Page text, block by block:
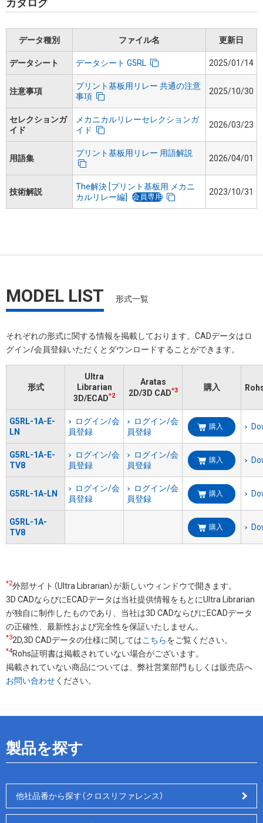
カタログ
データ種別 ファイル名 更新日
データシート データシート G5RL 2025/01/14
注意事項
プリント基板用リレー 共通の注意
事項
2025/10/30
セレクションガ
イド
メカニカルリレーセレクションガ
イド
2026/03/23
用語集
プリント基板用リレー 用語解説
2026/04/01
技術解説
The解決 [プリント基板用 メカニ
カルリレー編]
会員専用 2023/10/31
MODEL LIST 形式一覧
それぞれの形式に関する情報を掲載しております。​CADデータはロ
グイン/会員登録いただくと​ダウンロードすることができます。
形式
Ultra
Librarian
3D/ECAD*2
Aratas
2D/3D CAD*3 購入
G5RL-1A-E-
LN
ログイン/会
員登録
ログイン/会
員登録
購入
G5RL-1A-E-
TV8
ログイン/会
員登録
ログイン/会
員登録
購入
G5RL-1A-LN
ログイン/会
員登録
ログイン/会
員登録
購入
G5RL-1A-
TV8
購入
*2外部サイト（Ultra Librarian）が新しいウィンドウで開きます。
3D CADならびにECADデータは当社提供情報をもとにUltra Librarian
が独自に制作したものであり、当社は3D CADならびにECADデータ
の正確性、最新性および完全性を保証いたしません。
*32D,3D CADデータの仕様に関してはこちらをご覧ください。
*4Rohs証明書は掲載されていない場合がございます。
掲載されていない商品については、弊社営業部門もしくは販売店へ
お問い合わせください。
製品を探す
他社品番から探す（クロスリファレンス）